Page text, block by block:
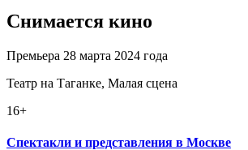
Снимается кино
Премьера 28 марта 2024 года
Театр на Таганке, Малая сцена
16+
Спектакли и представления в Москве